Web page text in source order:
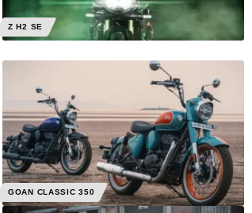
Z H2 SE
GOAN CLASSIC 350